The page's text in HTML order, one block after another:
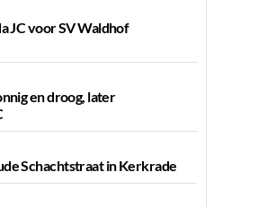
JC voor SV Waldhof
en droog, later
Schachtstraat in Kerkrade